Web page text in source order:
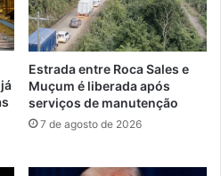
Estrada entre Roca Sales e
Muçum é liberada após
serviços de manutenção
7 de agosto de 2026